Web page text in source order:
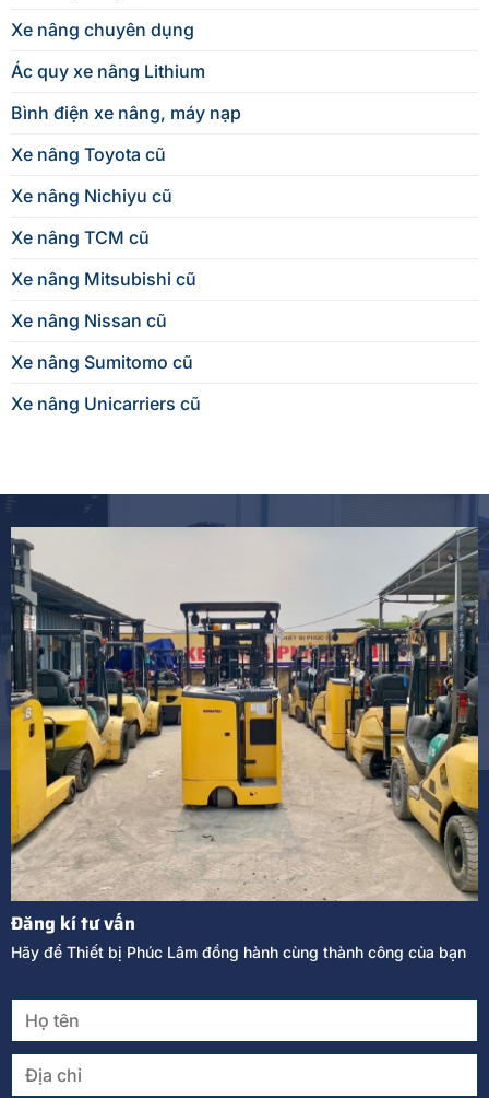
Xe nâng chuyên dụng
Ác quy xe nâng Lithium
Bình điện xe nâng, máy nạp
Xe nâng Toyota cũ
Xe nâng Nichiyu cũ
Xe nâng TCM cũ
Xe nâng Mitsubishi cũ
Xe nâng Nissan cũ
Xe nâng Sumitomo cũ
Xe nâng Unicarriers cũ
Đăng kí tư vấn
Hãy để Thiết bị Phúc Lâm đồng hành cùng thành công của bạn